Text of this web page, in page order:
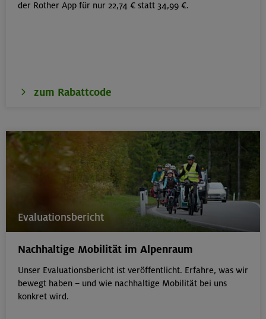
der Rother App für nur 22,74 € statt 34,99 €.
zum Rabattcode
Evaluationsbericht
Nachhaltige Mobilität im Alpenraum
Unser Evaluationsbericht ist veröffentlicht. Erfahre, was wir
bewegt haben – und wie nachhaltige Mobilität bei uns
konkret wird.